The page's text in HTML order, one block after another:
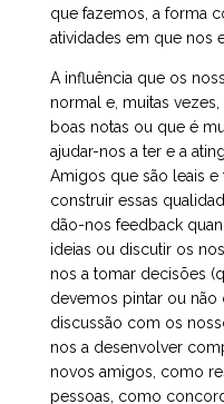
que fazemos, a forma
atividades em que nos
A influência que os
normal e, muitas
boas notas ou que é
ajudar-nos a ter e a
Amigos que são leais
construir essas
dão-nos feedback
ideias ou discutir os
nos a tomar decisões
devemos pintar ou
discussão com os
nos a desenvolver
novos amigos, como
pessoas, como